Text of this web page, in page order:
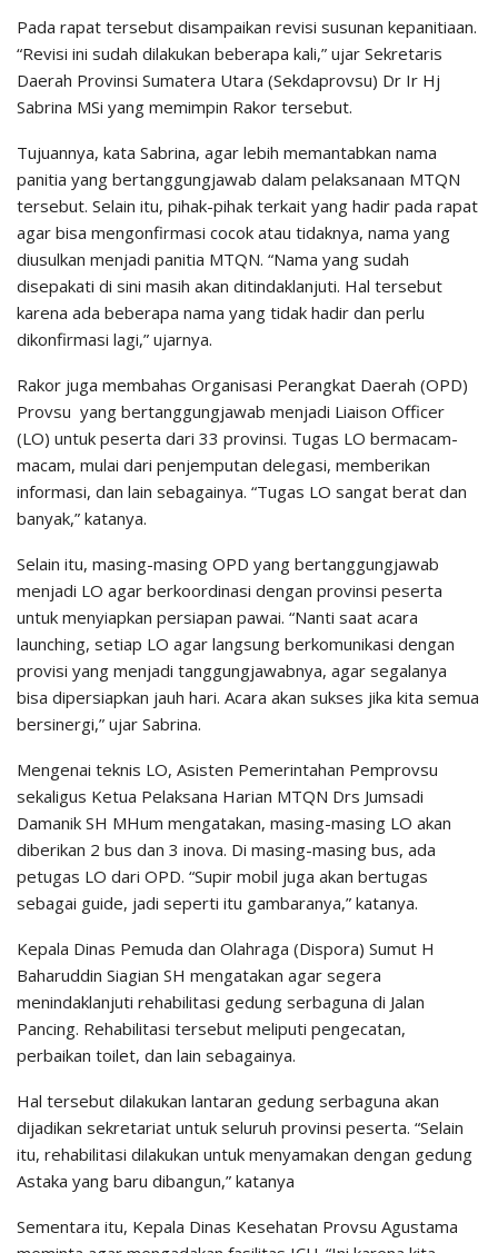
Pada rapat tersebut disampaikan revisi susunan kepanitiaan.
“Revisi ini sudah dilakukan beberapa kali,” ujar Sekretaris
Daerah Provinsi Sumatera Utara (Sekdaprovsu) Dr Ir Hj
Sabrina MSi yang memimpin Rakor tersebut.
Tujuannya, kata Sabrina, agar lebih memantabkan nama
panitia yang bertanggungjawab dalam pelaksanaan MTQN
tersebut. Selain itu, pihak-pihak terkait yang hadir pada rapat
agar bisa mengonfirmasi cocok atau tidaknya, nama yang
diusulkan menjadi panitia MTQN. “Nama yang sudah
disepakati di sini masih akan ditindaklanjuti. Hal tersebut
karena ada beberapa nama yang tidak hadir dan perlu
dikonfirmasi lagi,” ujarnya.
Rakor juga membahas Organisasi Perangkat Daerah (OPD)
Provsu yang bertanggungjawab menjadi Liaison Officer
(LO) untuk peserta dari 33 provinsi. Tugas LO bermacam-
macam, mulai dari penjemputan delegasi, memberikan
informasi, dan lain sebagainya. “Tugas LO sangat berat dan
banyak,” katanya.
Selain itu, masing-masing OPD yang bertanggungjawab
menjadi LO agar berkoordinasi dengan provinsi peserta
untuk menyiapkan persiapan pawai. “Nanti saat acara
launching, setiap LO agar langsung berkomunikasi dengan
provisi yang menjadi tanggungjawabnya, agar segalanya
bisa dipersiapkan jauh hari. Acara akan sukses jika kita semua
bersinergi,” ujar Sabrina.
Mengenai teknis LO, Asisten Pemerintahan Pemprovsu
sekaligus Ketua Pelaksana Harian MTQN Drs Jumsadi
Damanik SH MHum mengatakan, masing-masing LO akan
diberikan 2 bus dan 3 inova. Di masing-masing bus, ada
petugas LO dari OPD. “Supir mobil juga akan bertugas
sebagai guide, jadi seperti itu gambaranya,” katanya.
Kepala Dinas Pemuda dan Olahraga (Dispora) Sumut H
Baharuddin Siagian SH mengatakan agar segera
menindaklanjuti rehabilitasi gedung serbaguna di Jalan
Pancing. Rehabilitasi tersebut meliputi pengecatan,
perbaikan toilet, dan lain sebagainya.
Hal tersebut dilakukan lantaran gedung serbaguna akan
dijadikan sekretariat untuk seluruh provinsi peserta. “Selain
itu, rehabilitasi dilakukan untuk menyamakan dengan gedung
Astaka yang baru dibangun,” katanya
Sementara itu, Kepala Dinas Kesehatan Provsu Agustama